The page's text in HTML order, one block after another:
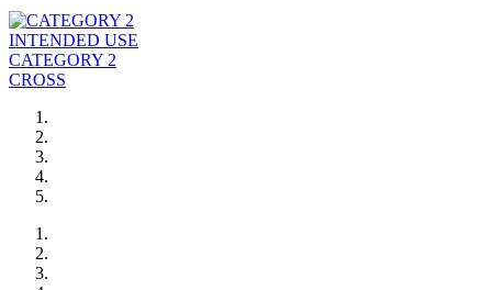
INTENDED USE
CATEGORY 2
CROSS